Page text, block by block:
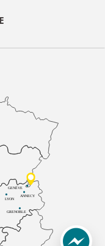
LYON
ANNECY
GRENOBLE
GENÈVE